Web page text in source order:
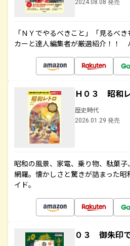
2024.08.08 発売
「ＮＹでやるべきこと」「見るべ
カーと達人編集者が厳選紹介！！
Ｈ０３ 昭和
歴史時代
2026.01.29 発売
昭和の風景、家電、乗り物、駄菓
網羅。懐かしさと驚きが詰まった
イド。
０３ 御朱印